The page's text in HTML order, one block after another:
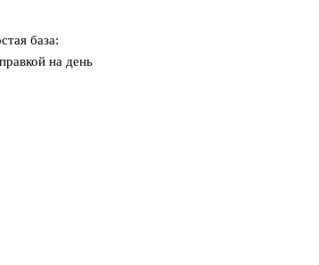
база:
на день